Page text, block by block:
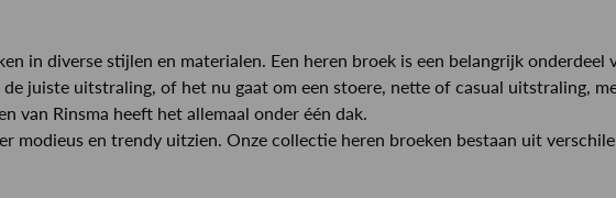
in diverse stijlen en materialen. Een heren broek is een belangrijk
juiste uitstraling, of het nu gaat om een stoere, nette of casual uitstraling,
van Rinsma heeft het allemaal onder één dak.
modieus en trendy uitzien. Onze collectie heren broeken bestaan uit